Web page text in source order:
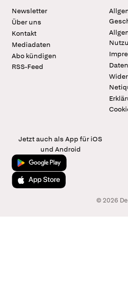
Newsletter
Über uns
Kontakt
Mediadaten
Abo kündigen
RSS-Feed
Jetzt auch als App für iOS
und Android
Jetzt bei Google Play
Laden im App Store
© 2026